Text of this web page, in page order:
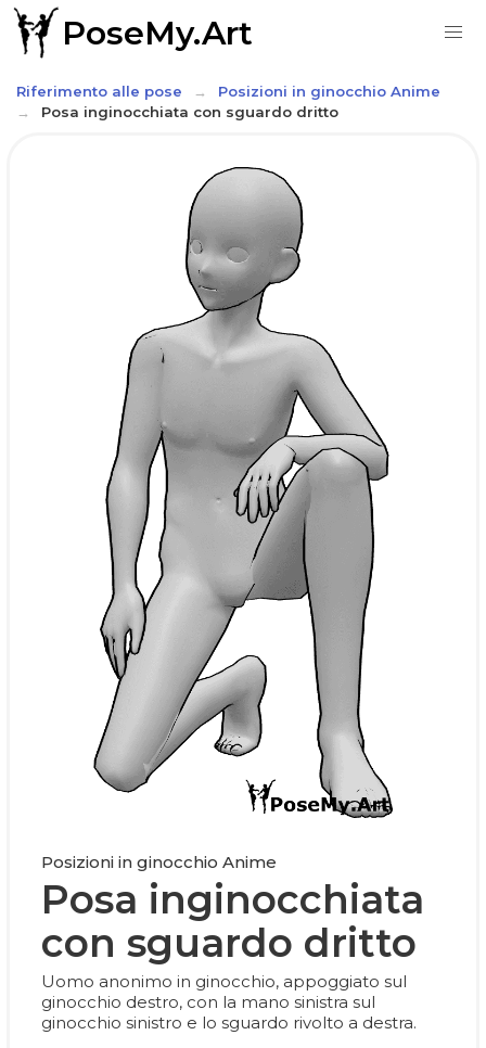
PoseMy.Art
Riferimento alle pose
Posizioni in ginocchio Anime
Posa inginocchiata con sguardo dritto
Posizioni in ginocchio Anime
Posa inginocchiata
con sguardo dritto
Uomo anonimo in ginocchio, appoggiato sul
ginocchio destro, con la mano sinistra sul
ginocchio sinistro e lo sguardo rivolto a destra.